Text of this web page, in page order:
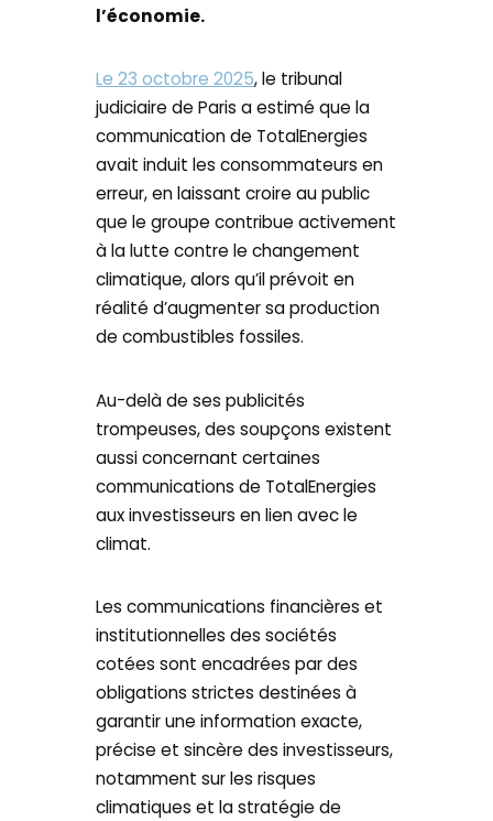
l’économie.
Le 23 octobre 2025, le tribunal
judiciaire de Paris a estimé que la
communication de TotalEnergies
avait induit les consommateurs en
erreur, en laissant croire au public
que le groupe contribue activement
à la lutte contre le changement
climatique, alors qu’il prévoit en
réalité d’augmenter sa production
de combustibles fossiles.
Au-delà de ses publicités
trompeuses, des soupçons existent
aussi concernant certaines
communications de TotalEnergies
aux investisseurs en lien avec le
climat.
Les communications financières et
institutionnelles des sociétés
cotées sont encadrées par des
obligations strictes destinées à
garantir une information exacte,
précise et sincère des investisseurs,
notamment sur les risques
climatiques et la stratégie de